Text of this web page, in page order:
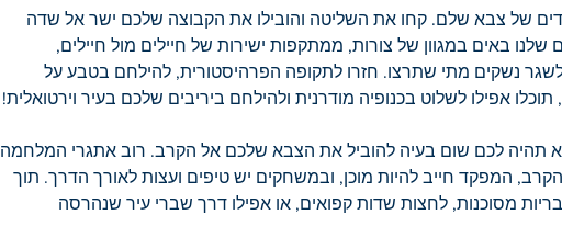
של צבא שלם. קחו את השליטה והובילו את הקבוצה שלכם ישר אל שדה
באים במגוון של צורות, ממתקפות ישירות של חיילים מול חיילים,
נשקים מתי שתרצו. חזרו לתקופה הפרהיסטורית, להילחם בטבע על
אפילו לשלוט בכנופיה מודרנית ולהילחם ביריבים שלכם בעיר וירטואלית!
תהיה לכם שום בעיה להוביל את הצבא שלכם אל הקרב. רוב אתגרי המלחמה
המפקד חייב להיות מוכן, ובמשחקים יש טיפים ועצות לאורך הדרך. תוך
מסוכנות, לחצות שדות קפואים, או אפילו דרך שברי עיר שנהרסה